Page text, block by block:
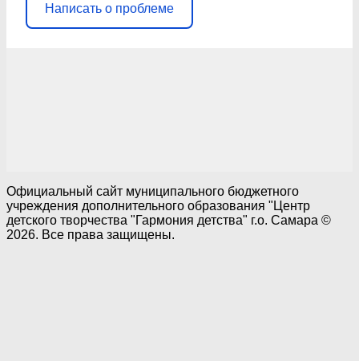
Написать о проблеме
Официальный сайт муниципального бюджетного
учреждения дополнительного образования "Центр
детского творчества "Гармония детства" г.о. Самара ©
2026. Все права защищены.